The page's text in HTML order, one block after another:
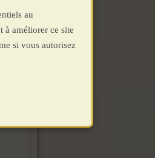
au
à améliorer ce site
si vous autorisez